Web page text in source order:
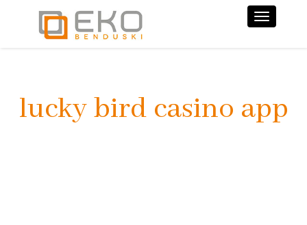
lucky bird casino app